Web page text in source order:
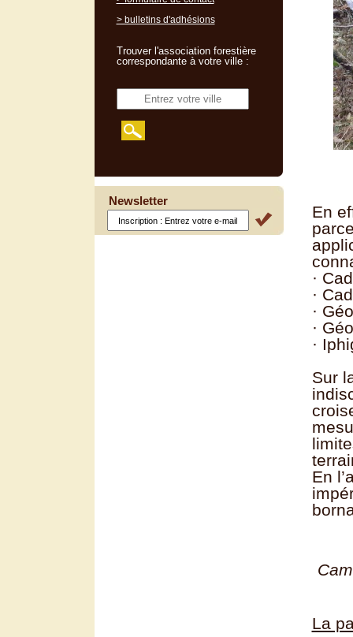
En
·
·
·
·
·
Sur
En
La
> bulletins d'adhésions
Trouver l'association forestière
correspondante à votre ville :
Newsletter